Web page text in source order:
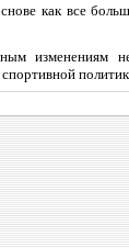
как все
изменениям